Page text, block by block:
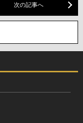
次の記事へ